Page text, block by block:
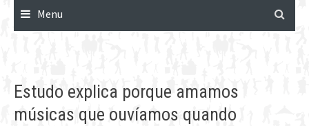
Menu
Estudo explica porque amamos
músicas que ouvíamos quando